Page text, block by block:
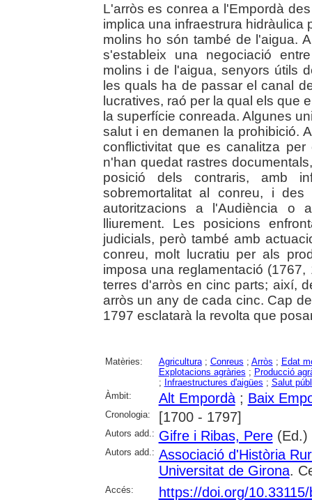
L'arròs es conrea a l'Empordà
implica una infraestrura hidràulica
molins ho són també de l'aigua.
s'estableix una negociació
molins i de l'aigua, senyors útils
les quals ha de passar el canal
lucratives, raó per la qual els que
la superfície conreada. Algunes
salut i en demanen la prohibició.
conflictivitat que es canalitza per
n'han quedat rastres
posició dels contraris, amb
sobremortalitat al conreu, i
autoritzacions a l'Audiència o
lliurement. Les posicions
judicials, però també amb
conreu, molt lucratiu per als
imposa una reglamentació
terres d'arròs en cinc parts; així,
arròs un any de cada cinc. Cap
1797 esclatarà la revolta que
Matèries: Agricultura; Conreus ; Arròs ; Edat
Explotacions agràries ; Producció
; Infraestructures d'aigües ; Salut
Àmbit:
Alt Empordà; Baix
Cronologia: [1700 - 1797]
Autors add.: Gifre i Ribas, Pere(Ed.)
Autors add.: Associació d'Història
Universitat de Girona.
Accés: https://doi.org/